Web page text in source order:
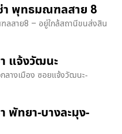
ช่า พุทธมณฑลสาย 8
ลสาย8 – อยู่ใกล้สถานีขนส่งสิน
า แจ้งวัฒนะ
ลางเมือง ซอยแจ้งวัฒนะ-
พัทยา-บางละมุง-